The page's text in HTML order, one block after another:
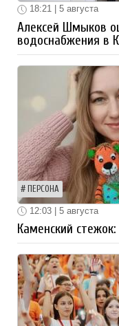
18:21 | 5 августа
Алексей Шмыков
водоснабжения в
ПЕРСОНА
12:03 | 5 августа
Каменский